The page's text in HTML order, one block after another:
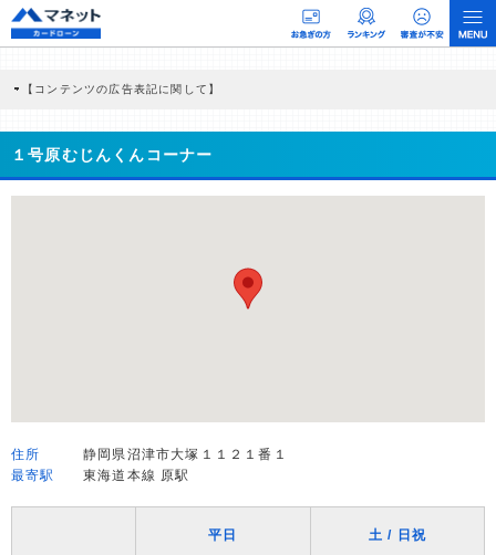
【コンテンツの広告表記に関して】
商品を根拠なくPRするものではなく、当編集部の調査／ユーザーへの口コミ収集な
どに基づき、公平性を担保した情報提供を行っています。
>提携企業一覧
１号原むじんくんコーナー
住所
静岡県沼津市大塚１１２１番１
最寄駅
東海道本線 原駅
平日 土 / 日祝